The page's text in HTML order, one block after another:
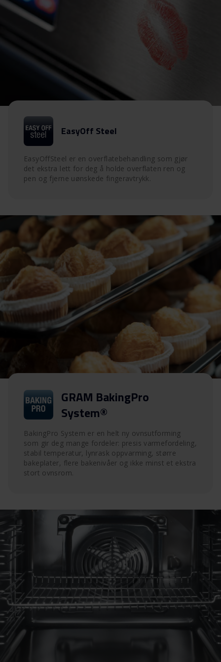
EasyOff Steel
EasyOffSteel er en overflatebehandling som gjør
det ekstra lett for deg å holde overflaten ren og
pen og fjerne uønskede fingeravtrykk.
GRAM BakingPro
System®
BakingPro System er en helt ny ovnsutforming
som gir deg mange fordeler: presis varmefordeling,
stabil temperatur, lynrask oppvarming, større
bakeplater, flere bakenivåer og ikke minst et ekstra
stort ovnsrom.